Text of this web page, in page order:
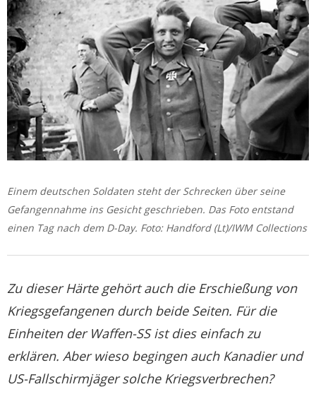
Einem deutschen ­Soldaten steht der Schrecken über seine
Gefangennahme ins Gesicht geschrieben. Das Foto entstand
einen Tag nach dem D-Day. Foto: Handford (Lt)/IWM Collections
Zu dieser Härte gehört auch die Erschießung von
Kriegsgefangenen durch beide Seiten. Für die
Einheiten der Waffen-SS ist dies einfach zu
erklären. Aber wieso begingen auch Kanadier und
US-Fallschirmjäger solche Kriegsverbrechen?